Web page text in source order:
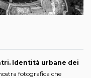
Identità urbane dei
fotografica che